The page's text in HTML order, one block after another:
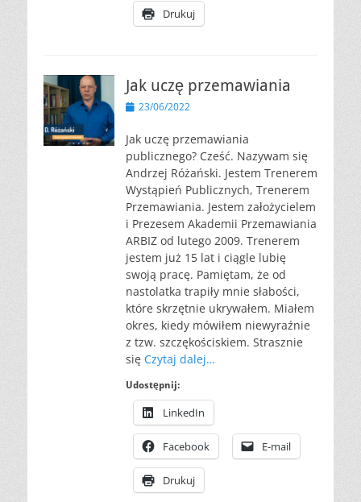
Drukuj
Jak uczę przemawiania
Opublikowano
23/06/2022
Jak uczę przemawiania
publicznego? Cześć. Nazywam się
Andrzej Różański. Jestem Trenerem
Wystąpień Publicznych, Trenerem
Przemawiania. Jestem założycielem
i Prezesem Akademii Przemawiania
ARBIZ od lutego 2009. Trenerem
jestem już 15 lat i ciągle lubię
swoją pracę. Pamiętam, że od
nastolatka trapiły mnie słabości,
które skrzętnie ukrywałem. Miałem
okres, kiedy mówiłem niewyraźnie
z tzw. szczękościskiem. Strasznie
się Czytaj dalej…
Udostępnij:
LinkedIn
Facebook E-mail
Drukuj